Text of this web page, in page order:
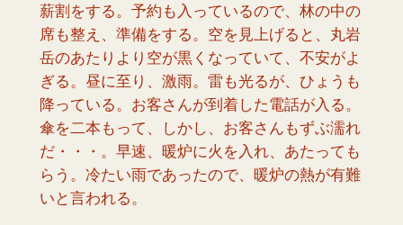
薪割をする。予約も入っているので、林の中の
席も整え、準備をする。空を見上げると、丸岩
岳のあたりより空が黒くなっていて、不安がよ
ぎる。昼に至り、激雨。雷も光るが、ひょうも
降っている。お客さんが到着した電話が入る。
傘を二本もって、しかし、お客さんもずぶ濡れ
だ・・・。早速、暖炉に火を入れ、あたっても
らう。冷たい雨であったので、暖炉の熱が有難
いと言われる。